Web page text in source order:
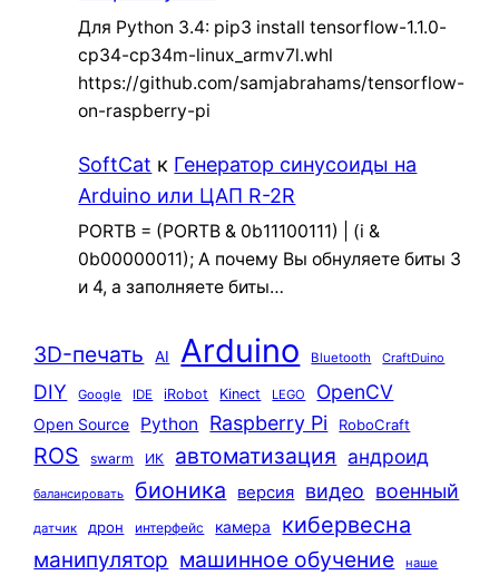
Для Python 3.4: pip3 install tensorflow-1.1.0-
cp34-cp34m-linux_armv7l.whl
https://github.com/samjabrahams/tensorflow-
on-raspberry-pi
SoftCat к Генератор синусоиды на
Arduino или ЦАП R-2R
PORTB = (PORTB & 0b11100111) | (i &
0b00000011); А почему Вы обнуляете биты 3
и 4, а заполняете биты…
3D-печать AI Arduino Bluetooth CraftDuino
DIY Google IDE iRobot Kinect LEGO OpenCV
Open Source Python Raspberry Pi RoboCraft
ROS swarm ИК автоматизация андроид
балансировать бионика версия видео военный
датчик дрон интерфейс камера кибервесна
манипулятор машинное обучение наше